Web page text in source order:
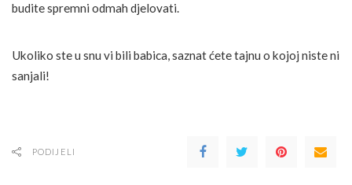
budite spremni odmah djelovati.
Ukoliko ste u snu vi bili babica, saznat ćete tajnu o kojoj niste ni
sanjali!
PODIJELI